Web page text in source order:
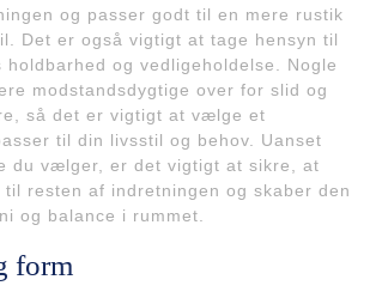
og passer godt til en mere rustik
Det er også vigtigt at tage hensyn til
og vedligeholdelse. Nogle
modstandsdygtige over for slid og
så det er vigtigt at vælge et
til din livsstil og behov. Uanset
du vælger, er det vigtigt at sikre, at
resten af indretningen og skaber den
og balance i rummet.
form